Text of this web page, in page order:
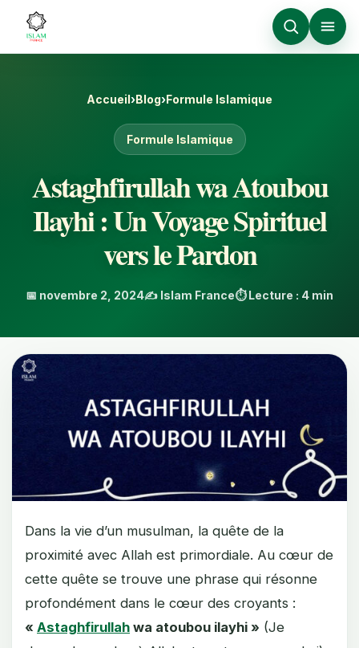
Accueil›Blog›Formule Islamique
Formule Islamique
Astaghfirullah wa Atoubou
Ilayhi : Un Voyage Spirituel
vers le Pardon
📅 novembre 2, 2024✍️ Islam France⏱️ Lecture : 4 min
Dans la vie d’un musulman, la quête de la
proximité avec Allah est primordiale. Au cœur de
cette quête se trouve une phrase qui résonne
profondément dans le cœur des croyants :
« Astaghfirullah wa atoubou ilayhi » (Je